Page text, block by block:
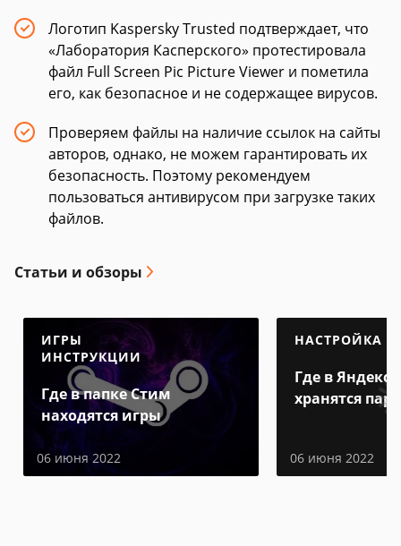
Логотип Kaspersky Trusted подтверждает, что
«Лаборатория Касперского» протестировала
файл Full Screen Pic Picture Viewer и пометила
его, как безопасное и не содержащее вирусов.
Проверяем файлы на наличие ссылок на сайты
авторов, однако, не можем гарантировать их
безопасность. Поэтому рекомендуем
пользоваться антивирусом при загрузке таких
файлов.
Статьи и обзоры
ИГРЫ
ИНСТРУКЦИИ
Где в папке Стим
находятся игры
06 июня 2022
НАСТРОЙКА
Где в Яндекс
хранятся
06 июня 2022